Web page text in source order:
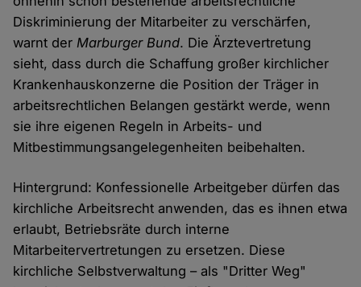
Diskriminierung der Mitarbeiter zu verschärfen,
warnt derMarburger Bund. Die Ärztevertretung
sieht, dass durch die Schaffung großer kirchlicher
Krankenhauskonzerne die Position der Träger in
arbeitsrechtlichen Belangen gestärkt werde, wenn
sie ihre eigenen Regeln in Arbeits- und
Mitbestimmungsangelegenheiten beibehalten.
Hintergrund: Konfessionelle Arbeitgeber dürfen das
kirchliche Arbeitsrecht anwenden, das es ihnen etwa
erlaubt, Betriebsräte durch interne
Mitarbeitervertretungen zu ersetzen. Diese
kirchliche Selbstverwaltung – als "Dritter Weg"